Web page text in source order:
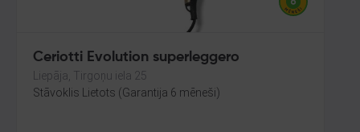
Ceriotti Evolution superleggero
Liepāja, Tirgoņu iela 25
Stāvoklis Lietots (Garantija 6 mēneši)